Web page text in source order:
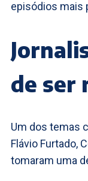
episódios mais
de ser
Um dos temas
Flávio Furtado,
tomaram uma